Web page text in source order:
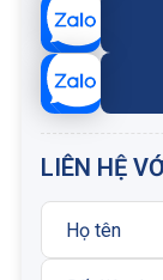
D, tương
Phân
Lưu ý sử
Thay lõi
cường độ
Nên lắp
thế kịp
LIÊN HỆ